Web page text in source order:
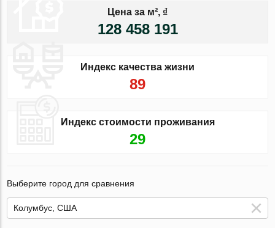
Цена за м², ₫
128 458 191
Индекс качества жизни
89
Индекс стоимости проживания
29
Выберите город для сравнения